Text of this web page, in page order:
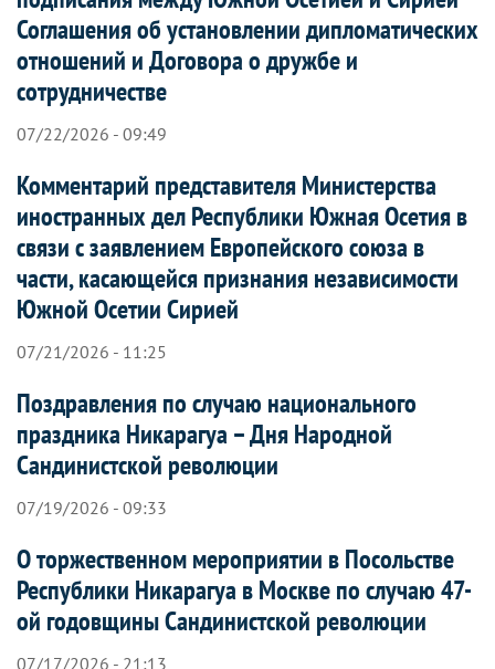
Соглашения об установлении дипломатических
отношений и Договора о дружбе и
сотрудничестве
07/22/2026 - 09:49
Комментарий представителя Министерства
иностранных дел Республики Южная Осетия в
связи с заявлением Европейского союза в
части, касающейся признания независимости
Южной Осетии Сирией
07/21/2026 - 11:25
Поздравления по случаю национального
праздника Никарагуа – Дня Народной
Сандинистской революции
07/19/2026 - 09:33
О торжественном мероприятии в Посольстве
Республики Никарагуа в Москве по случаю 47-
ой годовщины Сандинистской революции
07/17/2026 - 21:13